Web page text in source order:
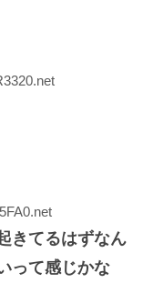
きてるはずなん
って感じかな